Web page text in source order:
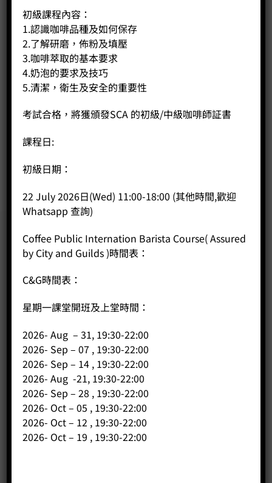
SCA Barista Skills 咖啡師課程 中級-本公司學生優惠
Price: HK$9,000.00 Original
price
HK$ 8,800.00Current
price
初級課程內容：
1.認識咖啡品種及如何保存
2.了解研磨，佈粉及填壓
3.咖啡萃取的基本要求
4.奶泡的要求及技巧
5.清潔，衛生及安全的重要性
考試合格，將獲頒發SCA 的初級/中級咖啡師証書
課程日:
初級日期：
22 July 2026日(Wed) 11:00-18:00 (其他時間,歡迎
Whatsapp 查詢)
Coffee Public Internation Barista Course( Assured
by City and Guilds )時間表：
C&G時間表：
星期一課堂開班及上堂時間：
2026- Aug – 31, 19:30-22:00
2026- Sep – 07 , 19:30-22:00
2026- Sep – 14 , 19:30-22:00
2026- Aug -21, 19:30-22:00
2026- Sep – 28 , 19:30-22:00
2026- Oct – 05 , 19:30-22:00
2026- Oct – 12 , 19:30-22:00
2026- Oct – 19 , 19:30-22:00